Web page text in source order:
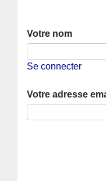
Votre nom
Se connecter
Votre adresse